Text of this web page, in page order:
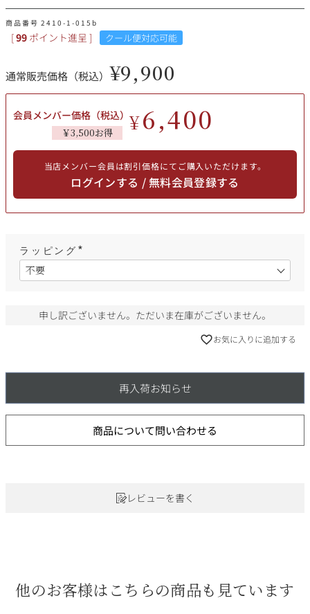
サロン ルイ・ロデレール
オーパス・ワン
スクリーミング・
イタリア
商品番号 2410-1-015b
[99 ポイント進呈 ] クール便対応可能
通常販売価格（税込） ¥9,900
会員メンバー価格（税込）
￥3,500お得 ¥6,400
当店メンバー会員は割引価格にてご購入いただけます。
ログインする / 無料会員登録する
ラッピング
(
須
申し訳ございません。ただいま在庫がございません。
お気に入りに追加する
再入荷お知らせ
商品について問い合わせる
レビューを書く
他のお客様はこちらの商品も見ています